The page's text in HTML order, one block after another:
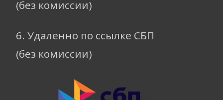
(без комиссии)
6. Удаленно по ссылке СБП
(без комиссии)